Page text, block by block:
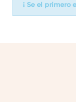
¡ Se el primero